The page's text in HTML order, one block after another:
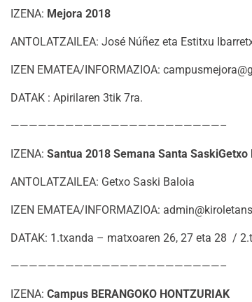
IZENA: Mejora 2018
ANTOLATZAILEA: José Núñez eta Estitxu
IZEN EMATEA/INFORMAZIOA:
DATAK : Apirilaren 3tik 7ra.
———————————————————————–
IZENA: Santua 2018 Semana Santa SaskiGetxo
ANTOLATZAILEA: Getxo Saski Baloia
IZEN EMATEA/INFORMAZIOA:
DATAK: 1.txanda – matxoaren 26, 27 eta 28 /
———————————————————————–
IZENA: Campus BERANGOKO HONTZURIAK